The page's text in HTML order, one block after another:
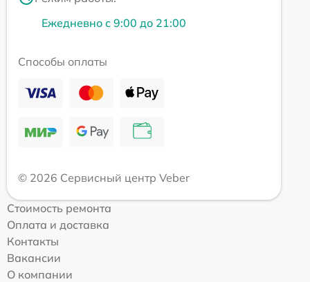
Ежедневно с 9:00 до 21:00
Способы оплаты
© 2026 Сервисный центр Veber
Стоимость ремонта
Оплата и доставка
Контакты
Вакансии
О компании